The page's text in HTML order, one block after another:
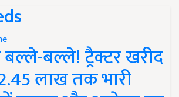
बल्ले! ट्रैक्टर खरीद
लाख तक भारी